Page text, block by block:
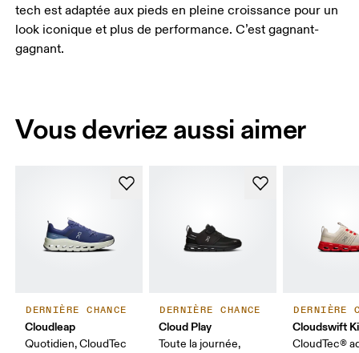
tech est adaptée aux pieds en pleine croissance pour un
look iconique et plus de performance. C’est gagnant-
gagnant.
Vous devriez aussi aimer
DERNIÈRE CHANCE
Cloudleap
Quotidien, CloudTec
DERNIÈRE CHANCE
Cloud Play
Toute la journée,
DERNIÈRE
Cloudswift
CloudTec®